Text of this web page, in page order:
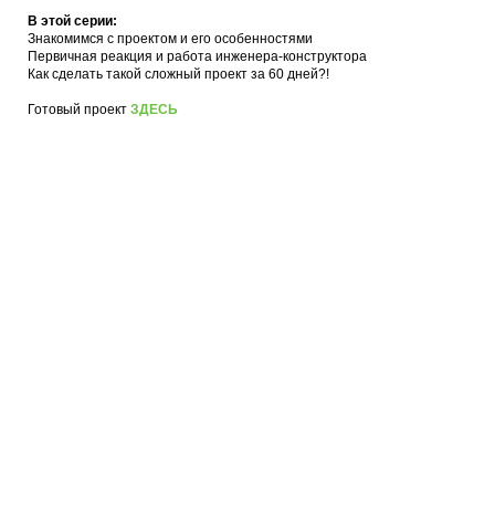
В этой серии:
Знакомимся с проектом и его особенностями
Первичная реакция и работа инженера-конструктора
Как сделать такой сложный проект за 60 дней?!
Готовый проект ЗДЕСЬ